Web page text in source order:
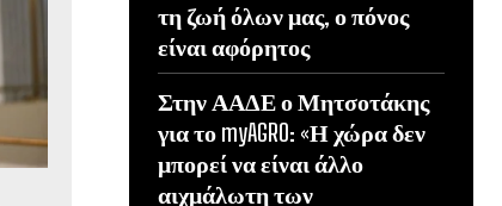
τη ζωή όλων μας, ο πόνος
είναι αφόρητος
Στην ΑΑΔΕ ο Μητσοτάκης
για το myAGRO: «Η χώρα δεν
μπορεί να είναι άλλο
αιχμάλωτη των